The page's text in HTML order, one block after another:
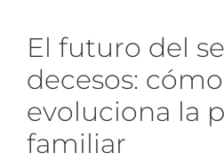
El futuro del
decesos: cómo
evoluciona la
familiar